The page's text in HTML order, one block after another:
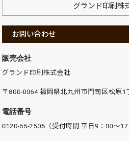
グランド印刷株
お問い合わせ
販売会社
グランド印刷株式会社
〒800-0064 福岡県北九州市門司区松原1
電話番号
0120-55-2505（受付時間 平日9：00～17